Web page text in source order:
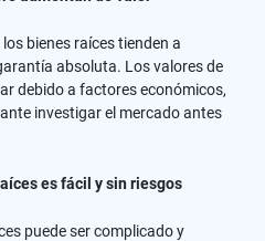
bienes raíces tienden a
absoluta. Los valores de
debido a factores económicos,
investigar el mercado antes
es fácil y sin riesgos
puede ser complicado y